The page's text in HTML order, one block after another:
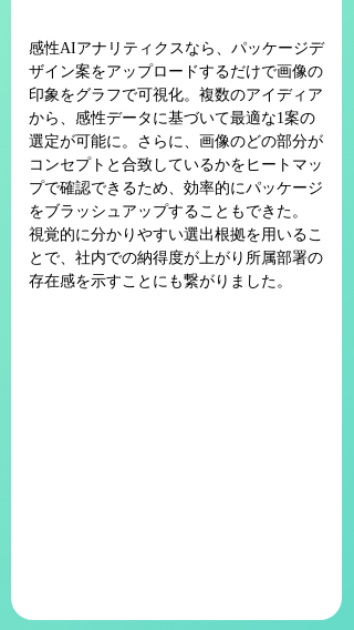
感性AIアナリティクスなら、パッケージデ
ザイン案をアップロードするだけで画像の
印象をグラフで可視化。複数のアイディア
から、感性データに基づいて最適な1案の
選定が可能に。さらに、画像のどの部分が
コンセプトと合致しているかをヒートマッ
プで確認できるため、効率的にパッケージ
をブラッシュアップすることもできた。
視覚的に分かりやすい選出根拠を用いるこ
とで、社内での納得度が上がり所属部署の
存在感を示すことにも繋がりました。